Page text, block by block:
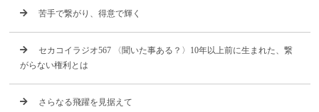
苦手で繋がり、得意で輝く
セカコイラジオ567 〈聞いた事ある？〉10年以上前に生まれた、繋
がらない権利とは
さらなる飛躍を見据えて